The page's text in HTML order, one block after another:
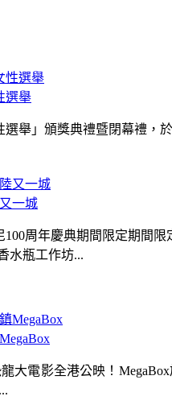
選舉
選舉」頒獎典禮暨閉幕禮
大電影全港公映！
一城
100周年慶典期間限定期間
水瓶工作坊...